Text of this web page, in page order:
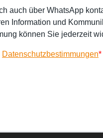
auch über WhatsApp
Information und
können Sie jederzeit
*
Datenschutzbestimmungen